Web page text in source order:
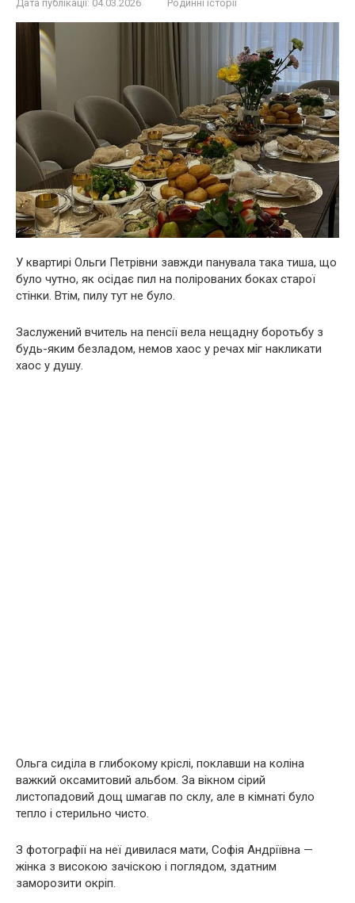
Дата публікації: 04.03.2026 Родинні історії
У квартирі Ольги Петрівни завжди панувала така тиша, що
було чутно, як осідає пил на полірованих боках старої
стінки. Втім, пилу тут не було.
Заслужений вчитель на пенсії вела нещадну боротьбу з
будь-яким безладом, немов хаос у речах міг накликати
хаос у душу.
Ольга сиділа в глибокому кріслі, поклавши на коліна
важкий оксамитовий альбом. За вікном сірий
листопадовий дощ шмагав по склу, але в кімнаті було
тепло і стерильно чисто.
З фотографії на неї дивилася мати, Софія Андріївна —
жінка з високою зачіскою і поглядом, здатним
заморозити окріп.